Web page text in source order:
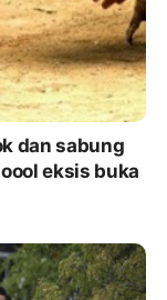
dan sabung
eksis buka